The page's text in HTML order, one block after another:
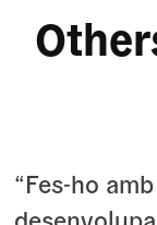
“Fes-ho